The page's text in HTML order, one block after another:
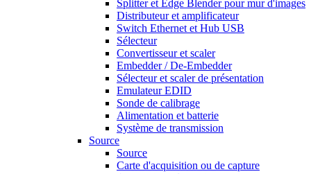
Splitter et Edge Blender pour mur d'images
Distributeur et amplificateur
Switch Ethernet et Hub USB
Sélecteur
Convertisseur et scaler
Embedder / De-Embedder
Sélecteur et scaler de présentation
Emulateur EDID
Sonde de calibrage
Alimentation et batterie
Système de transmission
Source
Source
Carte d'acquisition ou de capture